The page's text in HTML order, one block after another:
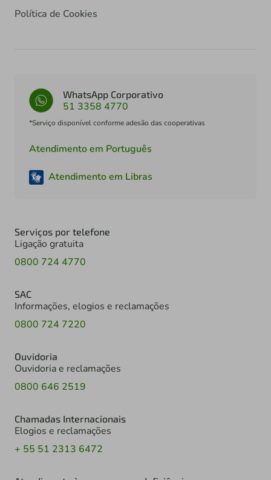
Política de Cookies
WhatsApp Corporativo
51 3358 4770
*Serviço disponível conforme adesão das cooperativas
Atendimento em Português
Atendimento em Libras
Serviços por telefone
Ligação gratuita
0800 724 4770
SAC
Informações, elogios e reclamações
0800 724 7220
Ouvidoria
Ouvidoria e reclamações
0800 646 2519
Chamadas Internacionais
Elogios e reclamações
+ 55 51 2313 6472